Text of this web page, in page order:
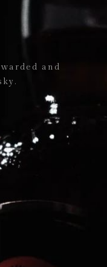
and